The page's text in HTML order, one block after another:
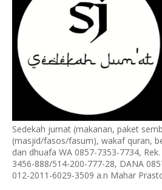
Sedekah jumat (makanan, paket
(masjid/fasos/fasum), wakaf quran,
dan dhuafa WA 0857-7353-7734,
3456-888/514-200-777-28, DANA
012-2011-6029-3509 a.n Mahar